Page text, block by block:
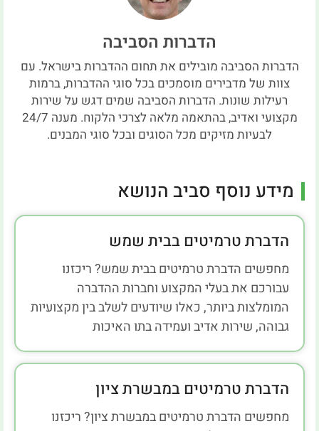
הדברות הסביבה
הדברות הסביבה מובילים את תחום ההדברות בישראל. עם
צוות של מדבירים מוסמכים בכל סוגי ההדברות, ברמות
רעילות שונות. הדברות הסביבה שמים דגש על שירות
מקצועי ואדיב, בהתאמה מלאה לצרכי הלקוח. מענה 24/7
לבעיות מזיקים מכל הסוגים ובכל סוגי המבנים.
מידע נוסף סביב הנושא
הדברת טרמיטים בבית שמש
מחפשים הדברת טרמיטים בבית שמש? ריכזנו
עבורכם את בעלי המקצוע וחברות ההדברה
המומלצות ביותר, כאלו שיודעים לשלב בין מקצועיות
גבוהה, שירות אדיב ועמידה בתו האיכות
הדברת טרמיטים במבשרת ציון
מחפשים הדברת טרמיטים במבשרת ציון? ריכזנו